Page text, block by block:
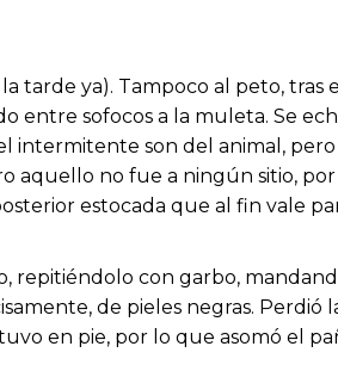
tarde ya). Tampoco al peto, tras
entre sofocos a la muleta. Se
intermitente son del animal,
aquello no fue a ningún sitio,
estocada que al fin vale
repitiéndolo con garbo,
de pieles negras. Perdió
en pie, por lo que asomó el